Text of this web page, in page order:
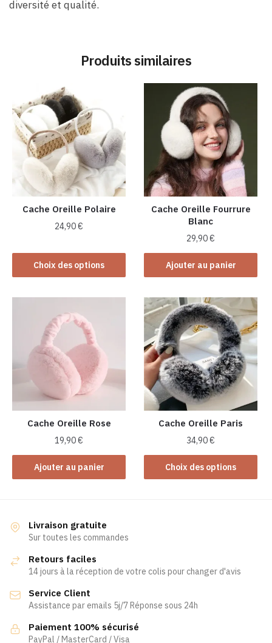
diversité et qualité.
Produits similaires
Cache Oreille Polaire
24,90€
Choix des options
produit
a
Les
options
peuvent
être
choisies
sur
la
page
du
produit
Cache Oreille Fourrure
Blanc
29,90€
Ajouter au panier
Cache Oreille Rose
19,90€
Ajouter au panier
Cache Oreille Paris
34,90€
Choix des options
Ce
produit
peuvent
être
Livraison gratuite
Sur toutes les commandes
Retours faciles
14 jours à la réception de votre colis pour changer d'avis
Service Client
Assistance par emails 5j/7 Réponse sous 24h
Paiement 100% sécurisé
PayPal / MasterCard / Visa